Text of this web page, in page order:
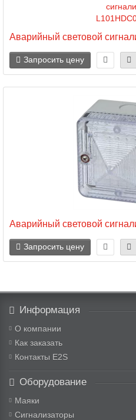
Аварийный световой
Запросить цену
Аварийный световой
Запросить цену
Информация
О компании
Как заказать
Контакты E2S
Оборудование
Маяки
Сигнализаторы